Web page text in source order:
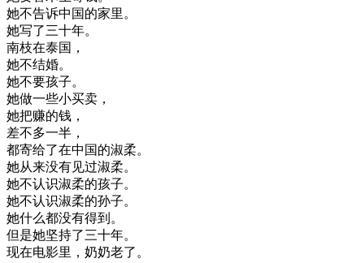
她不告诉中国的家里。
她写了三十年。
南枝在泰国 ，
她不结婚。
她不要孩子。
她做一些小买卖 ，
她把赚的钱 ，
差不多一半 ，
都寄给了在中国的淑柔。
她从来没有见过淑柔。
她不认识淑柔的孩子。
她不认识淑柔的孙子。
她什么都没有得到 。
但是她坚持了三十年。
现在电影里 ， 奶奶老了。